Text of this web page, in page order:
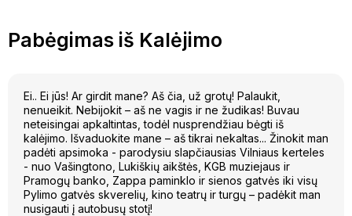
Pabėgimas iš Kalėjimo
Ei.. Ei jūs! Ar girdit mane? Aš čia, už grotų! Palaukit,
nenueikit. Nebijokit – aš ne vagis ir ne žudikas! Buvau
neteisingai apkaltintas, todėl nusprendžiau bėgti iš
kalėjimo. Išvaduokite mane – aš tikrai nekaltas... Žinokit man
padėti apsimoka - parodysiu slapčiausias Vilniaus kerteles
- nuo Vašingtono, Lukiškių aikštės, KGB muziejaus ir
Pramogų banko, Zappa paminklo ir sienos gatvės iki visų
Pylimo gatvės skverelių, kino teatrų ir turgų – padėkit man
nusigauti į autobusų stotį!